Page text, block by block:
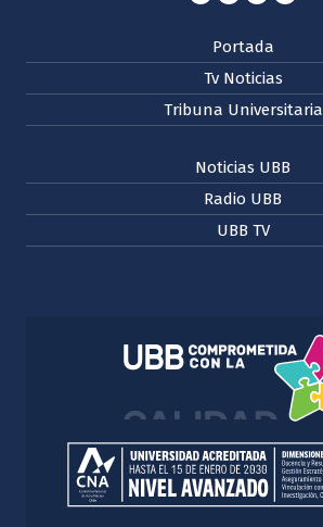
Portada
Tv Noticias
Tribuna Universitaria
Noticias UBB
Radio UBB
UBB TV